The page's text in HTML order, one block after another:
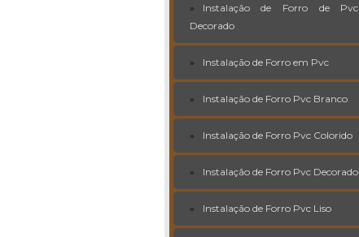
Instalação de Forro de Pvc
Decorado
Instalação de Forro em Pvc
Instalação de Forro Pvc Branco
Instalação de Forro Pvc Colorido
Instalação de Forro Pvc Decorado
Instalação de Forro Pvc Liso